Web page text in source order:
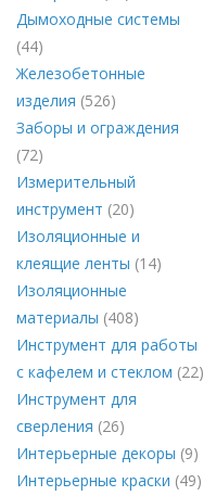
Дымоходные системы
(44)
Железобетонные
изделия (526)
Заборы и ограждения
(72)
Измерительный
инструмент (20)
Изоляционные и
клеящие ленты (14)
Изоляционные
материалы (408)
Инструмент для работы
с кафелем и стеклом (22)
Инструмент для
сверления (26)
Интерьерные декоры (9)
Интерьерные краски (49)